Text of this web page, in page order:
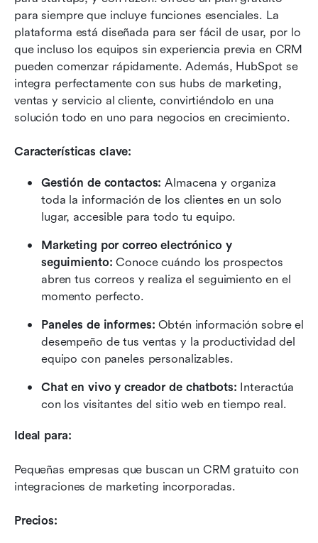
para siempre que incluye funciones esenciales. La
plataforma está diseñada para ser fácil de usar, por lo
que incluso los equipos sin experiencia previa en CRM
pueden comenzar rápidamente. Además, HubSpot se
integra perfectamente con sus hubs de marketing,
ventas y servicio al cliente, convirtiéndolo en una
solución todo en uno para negocios en crecimiento.
Características clave:
Gestión de contactos: Almacena y organiza
toda la información de los clientes en un solo
lugar, accesible para todo tu equipo.
Marketing por correo electrónico y
seguimiento: Conoce cuándo los prospectos
abren tus correos y realiza el seguimiento en el
momento perfecto.
Paneles de informes: Obtén información sobre el
desempeño de tus ventas y la productividad del
equipo con paneles personalizables.
Chat en vivo y creador de chatbots: Interactúa
con los visitantes del sitio web en tiempo real.
Ideal para:
Pequeñas empresas que buscan un CRM gratuito con
integraciones de marketing incorporadas.
Precios: